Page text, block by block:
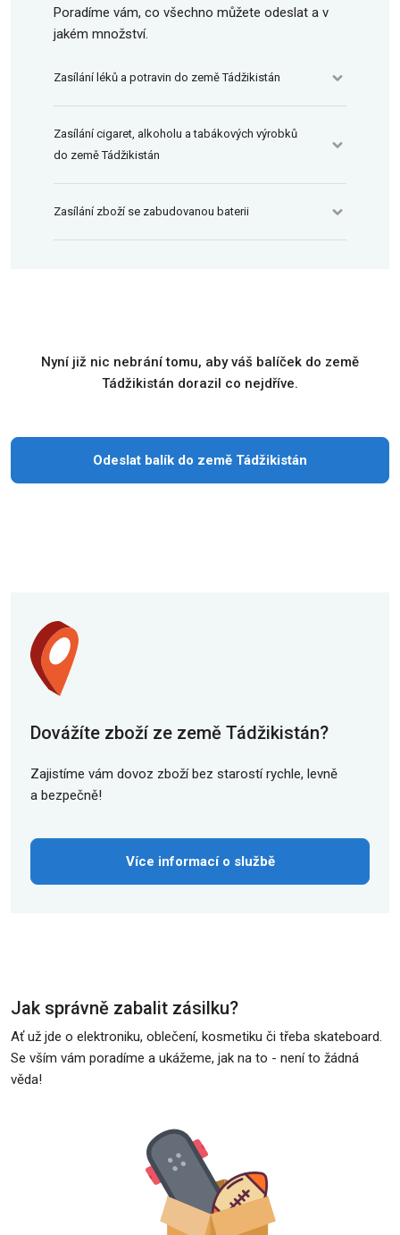
Poradíme vám, co všechno můžete odeslat a v
jakém množství.
Zasílání léků a potravin do země Tádžikistán
Zasílání cigaret, alkoholu a tabákových výrobků
do země Tádžikistán
Zasílání zboží se zabudovanou baterii
Nyní již nic nebrání tomu, aby váš balíček do země
Tádžikistán dorazil co nejdříve.
Odeslat balík do země Tádžikistán
Dovážíte zboží ze země Tádžikistán?
Zajistíme vám dovoz zboží bez starostí rychle, levně
a bezpečně!
Více informací o službě
Jak správně zabalit zásilku?
Ať už jde o elektroniku, oblečení, kosmetiku či třeba skateboard.
Se vším vám poradíme a ukážeme, jak na to - není to žádná
věda!